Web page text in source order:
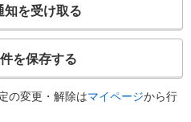
を受け取る
を保存する
の変更・解除はマイページから行